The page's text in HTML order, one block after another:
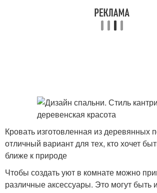
Кровать изготовленная из деревянных
отличный вариант для тех, кто хочет
ближе к природе
Чтобы создать уют в комнате можно
различные аксессуары. Это могут быть